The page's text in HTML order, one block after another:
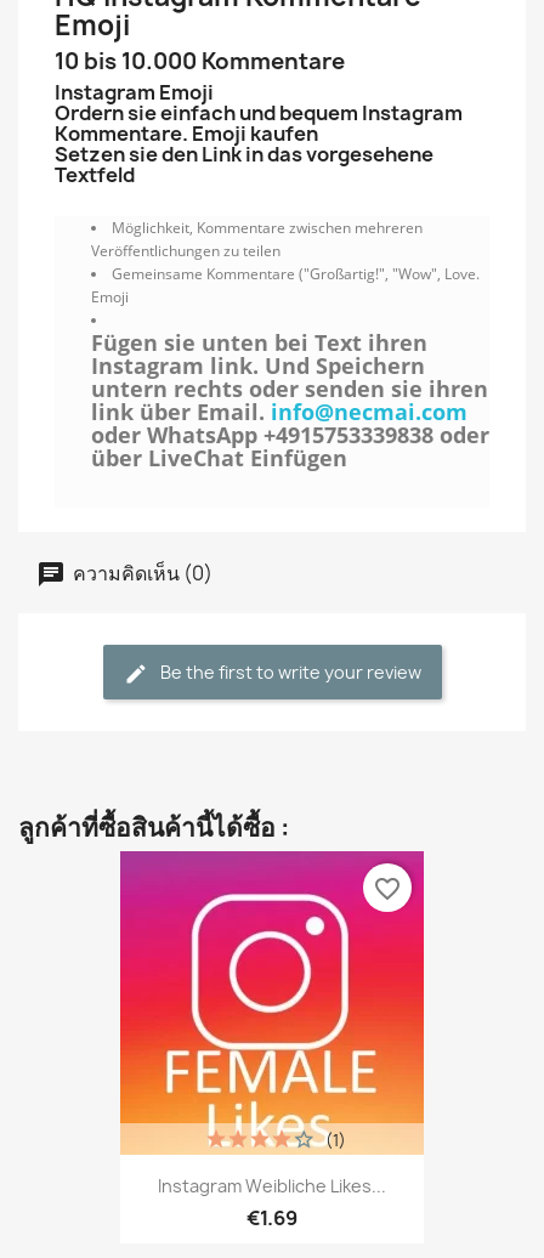
Emoji
10 bis 10.000 Kommentare
Instagram Emoji
Ordern sie einfach und bequem Instagram
Kommentare. Emoji kaufen
Setzen sie den Link in das vorgesehene
Textfeld
Möglichkeit, Kommentare zwischen mehreren
Veröffentlichungen zu teilen
Gemeinsame Kommentare ("Großartig!", "Wow", Love.
Emoji
Fügen sie unten bei Text ihren
Instagram link. Und Speichern
untern rechts oder senden sie ihren
link über Email. info@necmai.com
oder WhatsApp +4915753339838 oder
über LiveChat Einfügen
ความคิดเห็น (0)
Be the first to write your review
ลูกค้าที่ซื้อสินค้านี้ได้ซื้อ :
Instagram Weibliche Likes...
€1.69
(1)
favorite_border